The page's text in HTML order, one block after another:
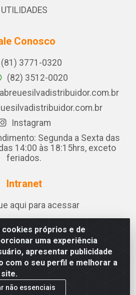
próprios e de
uma experiência
apresentar publicidade
com o seu perfil e melhorar a
site.
não essenciais
UTILIDADES
Conosco
(81) 3771-0320
(82) 3512-0020
Instagram
Segunda a Sexta das
14:00 às 18:15hrs, exceto
feriados.
Intranet
aqui para acessar
Jose de Souza Leite, 265 - Ariado,
AL - CEP 57.442-000 - CNPJ
0001-06